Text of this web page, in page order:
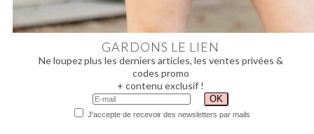
GARDONS LE LIEN
Ne loupez plus les derniers articles, les ventes privées &
codes promo
+ contenu exclusif !
J'accepte de recevoir des newsletters par mails